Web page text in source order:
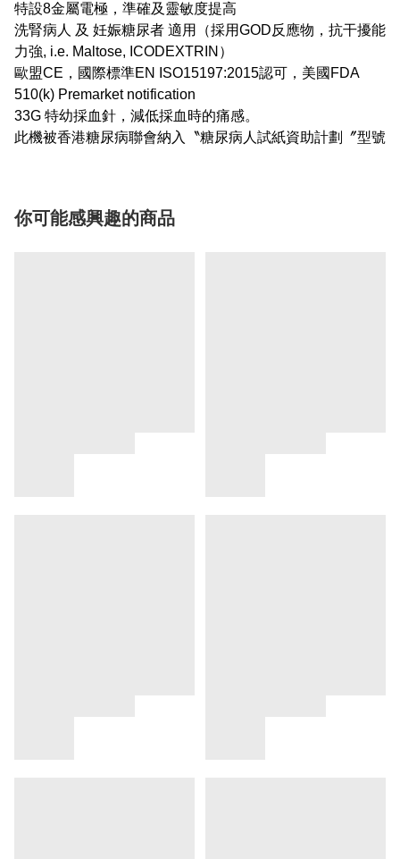
特設8⾦屬電極，準確及靈敏度提高
洗腎病人 及 妊娠糖尿者 適用（採用GOD反應物，抗干擾能
力強, i.e. Maltose, ICODEXTRIN）
歐盟CE，國際標準EN ISO15197:2015認可，美國FDA
510(k) Premarket notification
33G 特幼採血針，減低採血時的痛感。
此機被香港糖尿病聯會納入〝糖尿病人試紙資助計劃〞型號
你可能感興趣的商品